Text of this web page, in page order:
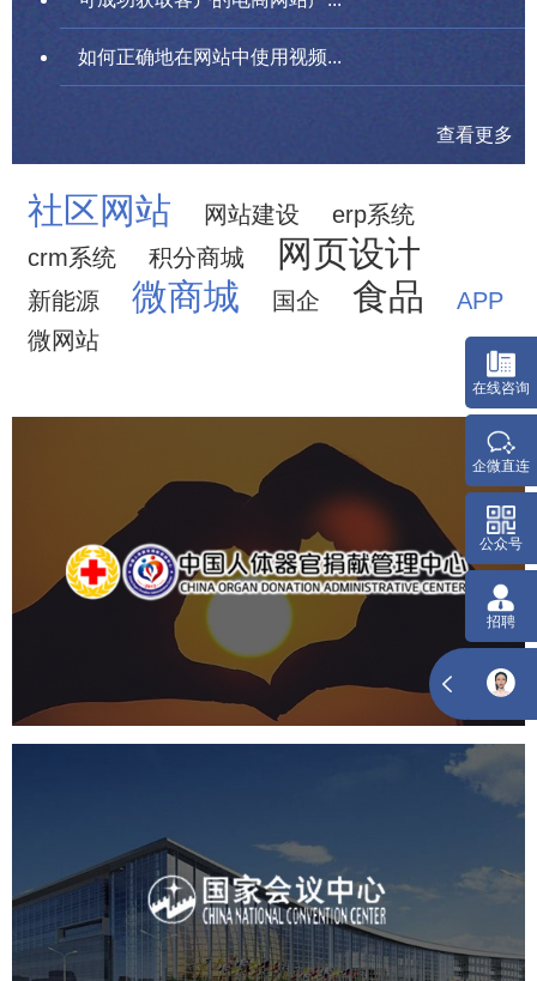
如何正确地在网站中使用视频...
查看更多
社区网站 网站建设
erp系统
crm系统
积分商城 网页设计
新能源 微商城 国企 食品
APP
微网站
中国人体器官捐献管理中心
国企 品牌官网 网站建设 网站设计
国家会议中心
专业服务 网站建设 网站设计